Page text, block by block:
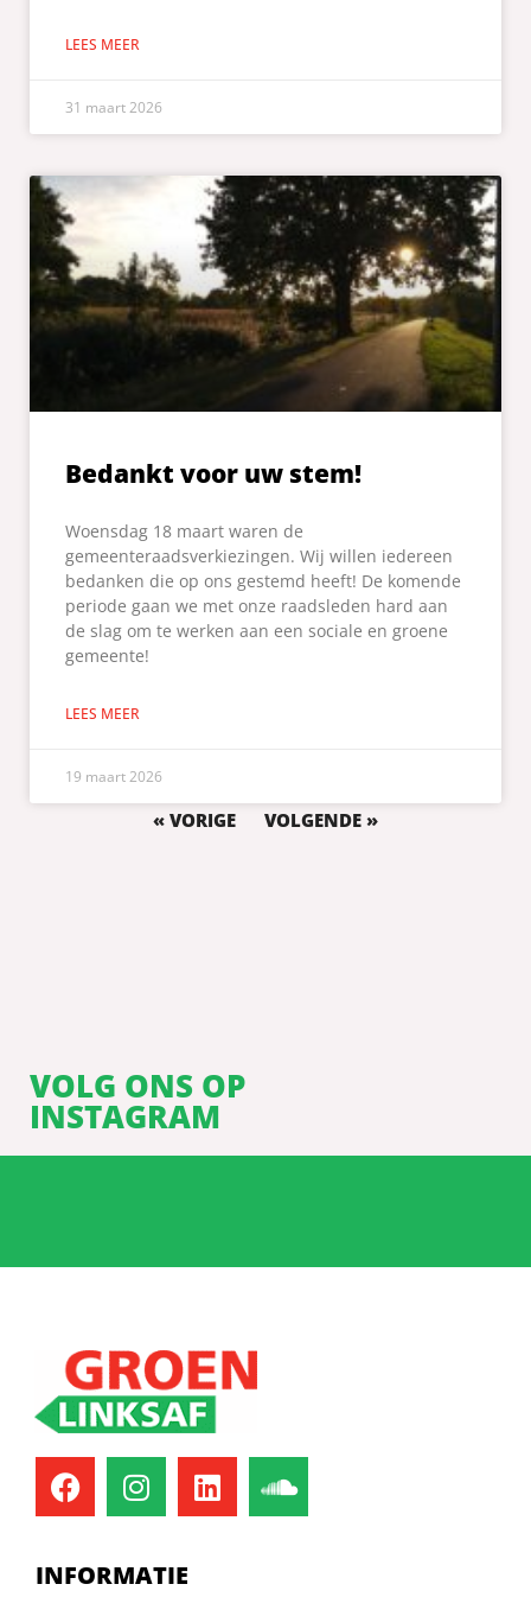
LEES MEER
31 maart 2026
Bedankt voor uw stem!
Woensdag 18 maart waren de
gemeenteraadsverkiezingen. Wij willen iedereen
bedanken die op ons gestemd heeft! De komende
periode gaan we met onze raadsleden hard aan
de slag om te werken aan een sociale en groene
gemeente!
LEES MEER
19 maart 2026
« VORIGE VOLGENDE »
VOLG ONS OP
INSTAGRAM
INFORMATIE